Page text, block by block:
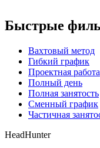
Быстрые
Вахтовый метод
Гибкий график
Проектная работа
Полный день
Полная занятость
Сменный график
Частичная
HeadHunter